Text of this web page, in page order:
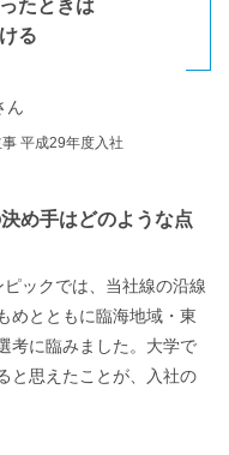
たときは
る
ん
平成29年度入社
め手はどのような点
ックでは、当社線の沿線
めとともに臨海地域・東
考に臨みました。大学で
と思えたことが、入社の